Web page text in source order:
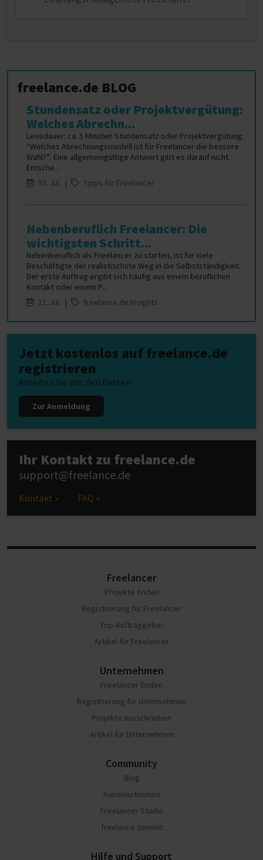
freelance.de BLOG
Stundensatz oder Projektvergütung:
Welches Abrechn...
Lesedauer: ca. 5 Minuten Stundensatz oder Projektvergütung:
“Welches Abrechnungsmodell ist für Freelancer die bessere
Wahl?”. Eine allgemeingültige Antwort gibt es darauf nicht.
Entsche...
30. Jul |
Tipps für Freelancer
Nebenberuflich Freelancer: Die
wichtigsten Schritt...
Nebenberuflich als Freelancer zu starten, ist für viele
Beschäftigte der realistischste Weg in die Selbstständigkeit.
Der erste Auftrag ergibt sich häufig aus einem beruflichen
Kontakt oder einem P...
22. Jul |
freelance.de Insights
Jetzt kostenlos auf freelance.de
registrieren
Arbeiten Sie mit den Besten
Zur Anmeldung
Ihr Kontakt zu freelance.de
support@freelance.de
Kontakt » FAQ »
Freelancer
Projekte finden
Registrierung für Freelancer
Top-Auftraggeber
Artikel für Freelancer
Unternehmen
Freelancer finden
Registrierung für Unternehmen
Projekte ausschreiben
Artikel für Unternehmen
Community
Blog
Kundenstimmen
Freelancer Studie
freelance summit
Hilfe und Support